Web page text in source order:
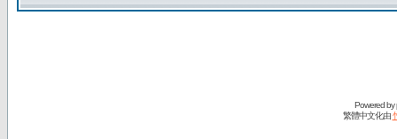
Powered by
繁體中文化由